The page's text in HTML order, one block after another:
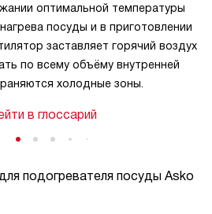
подогревателя посуды Asko
оптимальной температуры
посуды и в приготовлении
заставляет горячий воздух
по всему объёму внутренней
холодные зоны.
в глоссарий